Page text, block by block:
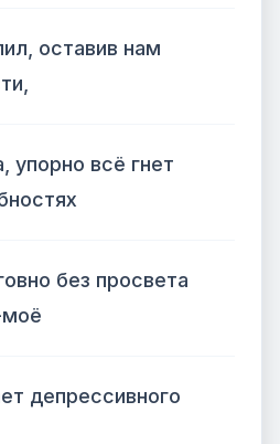
оставив нам
упорно всё гнет
без просвета
моё
депрессивного